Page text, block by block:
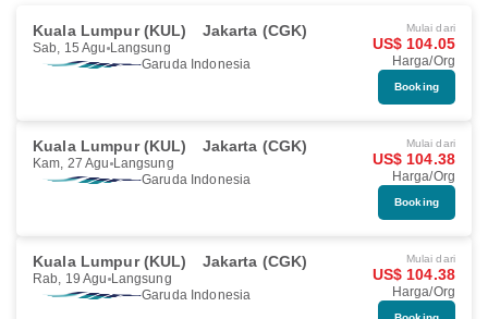
Kuala Lumpur (KUL) Jakarta (CGK)
Sab, 15 Agu Langsung
Garuda Indonesia
Mulai dari
US$ 104.05
Harga/Org
Booking
Kuala Lumpur (KUL) Jakarta (CGK)
Kam, 27 Agu Langsung
Garuda Indonesia
Mulai dari
US$ 104.38
Harga/Org
Booking
Kuala Lumpur (KUL) Jakarta (CGK)
Rab, 19 Agu Langsung
Garuda Indonesia
Mulai dari
US$ 104.38
Harga/Org